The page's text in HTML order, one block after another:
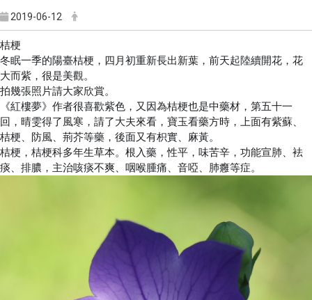
2019-06-12
桔梗
冬眠一季的陽臺桔梗，四月初重新長出新葉，前天起陸續開花，花
大而紫，很是美觀。
拍幾張照片請大家欣賞。
《紅樓夢》作者很喜歡紫色，又因為桔梗也是中藥材，第五十一
回，晴雯得了風寒，請了大夫來看，寶玉看藥方時，上面有紫蘇、
桔梗、防風、荊芥等藥，後面又有枳實、麻黃。
桔梗，桔梗科多年生草本。根入藥，性平，味苦辛，功能宣肺、袪
痰、排膿，主治咳痰不爽、咽喉腫痛、音啞、肺癰等症。